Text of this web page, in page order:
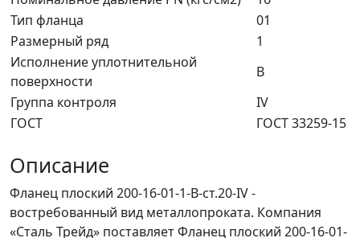
Тип фланца
01
Размерный ряд
1
Исполнение уплотнительной
поверхности
В
Группа контроля
IV
ГОСТ
ГОСТ 33259-15
Описание
Фланец плоский 200-16-01-1-B-ст.20-IV -
востребованный вид металлопроката. Компания
«Сталь Трейд» поставляет Фланец плоский 200-16-01-